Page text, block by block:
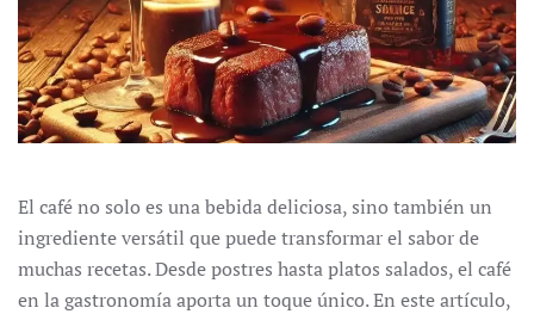
El café no solo es una bebida deliciosa, sino también un
ingrediente versátil que puede transformar el sabor de
muchas recetas. Desde postres hasta platos salados, el café
en la gastronomía aporta un toque único. En este artículo,